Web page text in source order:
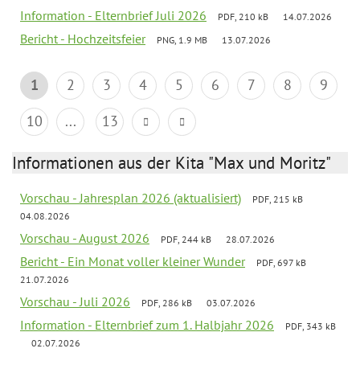
Information - Elternbrief Juli 2026 PDF, 210 kB 14.07.2026
Bericht - Hochzeitsfeier PNG, 1.9 MB 13.07.2026
1 2 3 4 5 6 7 8
9
10
... 13
Informationen aus der Kita "Max und Moritz"
Vorschau - Jahresplan 2026 (aktualisiert)
PDF, 215 kB
04.08.2026
Vorschau - August 2026 PDF, 244 kB 28.07.2026
Bericht - Ein Monat voller kleiner Wunder
PDF, 697 kB
21.07.2026
Vorschau - Juli 2026 PDF, 286 kB 03.07.2026
Information - Elternbrief zum 1. Halbjahr 2026
PDF, 343 kB
02.07.2026